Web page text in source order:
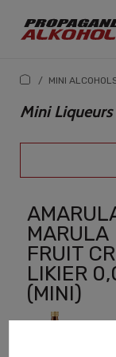
/ MINI
Mini Liqueurs
MARULA
FRUIT
LIKIER
(MINI)